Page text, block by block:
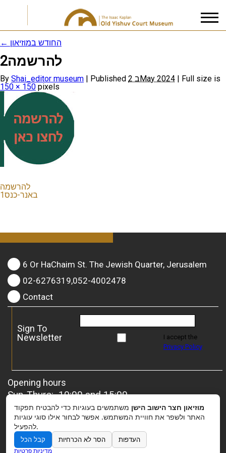
I accept thePrivacy Policy
← החודש במוזיאון
להרשמה2
By Shai_editor museum | Published 2 בMay 2024 | Full size is
150 × 150 pixels
להרשמה
באנר-כנס1
6 Or HaChaim St. The Jewish Quarter, Jerusalem
02-6276319,052-4002478
Contact
Sign To
Newsletter
I accept the
Privacy Policy
Opening hours
Sun-Thurs: 10:00 and 15:00
Friday: 10:00 and 13:00
For groups– it is possible to coordinate a special
opening.
מוזיאון חצר הישוב הישן משתמשים בעוגיות כדי להבטיח תפקוד
האתר ולשפר את חוויית המשתמש. אפשר לבחור אילו סוגי עוגיות
להפעיל.
קבל הכל הסר לא הכרחיות העדפות
מדיניות פרטיות